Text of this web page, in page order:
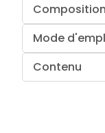
Composition
Mode
Contenu